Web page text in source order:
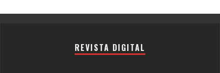
REVISTA DIGITAL